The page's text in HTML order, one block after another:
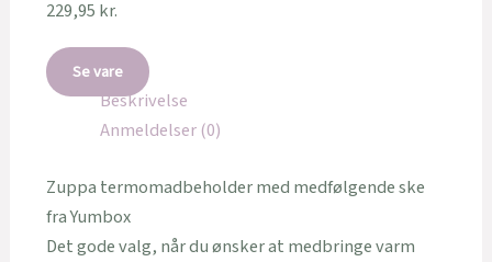
229,95 kr.
Se vare
Beskrivelse
Anmeldelser (0)
Zuppa termomadbeholder med medfølgende ske
fra Yumbox
Det gode valg, når du ønsker at medbringe varm